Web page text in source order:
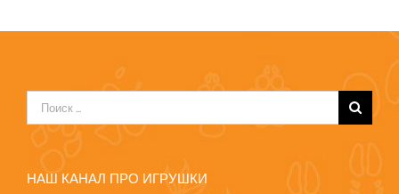
Результат
поиска:
НАШ КАНАЛ ПРО ИГРУШКИ